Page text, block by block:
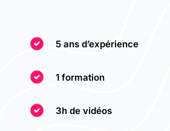
5 ans d’expérience
1 formation
3h de vidéos